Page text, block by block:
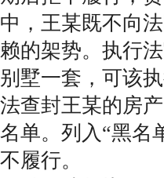
中，王某既不向
赖的架势。执行
别墅一套，可该
法查封王某的房
名单。列入“黑名
不履行。